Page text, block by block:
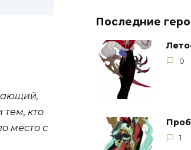
кто
место с
Последние
0
1